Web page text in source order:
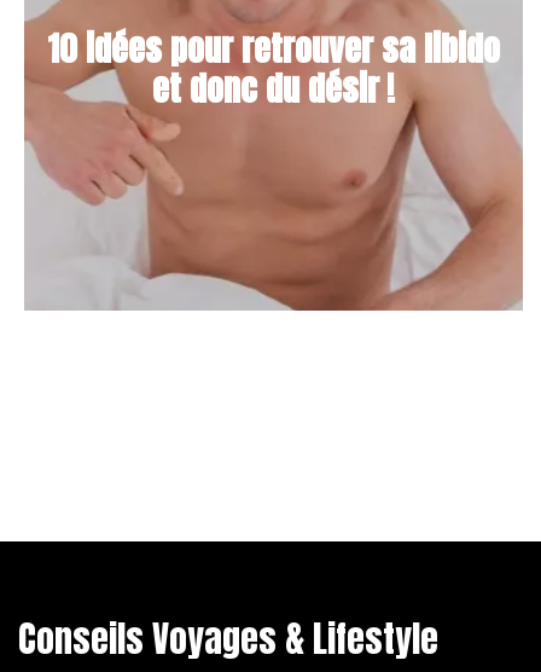
10 idées pour retrouver sa libido
et donc du désir !
Conseils Voyages & Lifestyle